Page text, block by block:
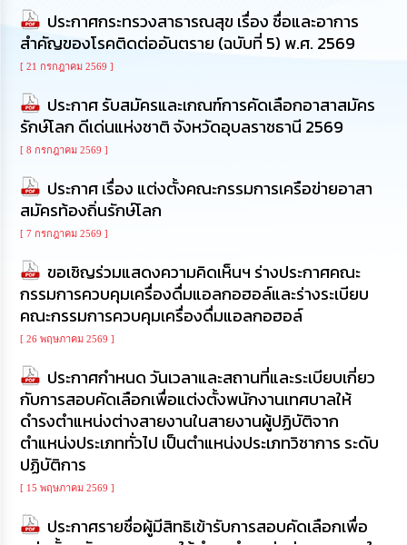
จ้าง
การ
เงิน
การ
คลัง
นโยบาย
No
Gift
Policy
ดำเนิน
การ
เพื่อ
ป้องกัน
การ
ทุจริต
มาตรการ
ส่ง
เสริม
คุณธรรม
และ
ความ
โปร่งใส
ประกาศกระทรวงสาธารณสุข เรื่อง ชื่อและอาการ
สำคัญของโรคติดต่ออันตราย (ฉบับที่ 5) พ.ศ. 2569
[ 21 กรกฎาคม 2569 ]
ประกาศ รับสมัครและเกณฑ์การคัดเลือกอาสาสมัคร
รักษ์โลก ดีเด่นแห่งชาติ จังหวัดอุบลราชธานี 2569
[ 8 กรกฎาคม 2569 ]
ประกาศ เรื่อง แต่งตั้งคณะกรรมการเครือข่ายอาสา
สมัครท้องถิ่นรักษ์โลก
[ 7 กรกฎาคม 2569 ]
ขอเชิญร่วมแสดงความคิดเห็นฯ ร่างประกาศคณะ
กรรมการควบคุมเครื่องดื่มแอลกอฮอล์และร่างระเบียบ
คณะกรรมการควบคุมเครื่องดื่มแอลกอฮอล์
[ 26 พฤษภาคม 2569 ]
ประกาศกำหนด วันเวลาและสถานที่และระเบียบเกี่ยว
กับการสอบคัดเลือกเพื่อแต่งตั้งพนักงานเทศบาลให้
ดำรงตำแหน่งต่างสายงานในสายงานผู้ปฏิบัติจาก
ตำแหน่งประเภททั่วไป เป็นตำแหน่งประเภทวิชาการ ระดับ
ปฏิบัติการ
[ 15 พฤษภาคม 2569 ]
ประกาศรายชื่อผู้มีสิทธิเข้ารับการสอบคัดเลือกเพื่อ